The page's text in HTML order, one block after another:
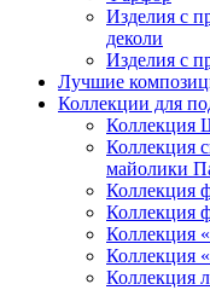
Изделия с
деколи
Изделия с
Лучшие
Коллекции для
Коллекция
Коллекция
майолики
Коллекция
Коллекция
Коллекция
Коллекция
Коллекция